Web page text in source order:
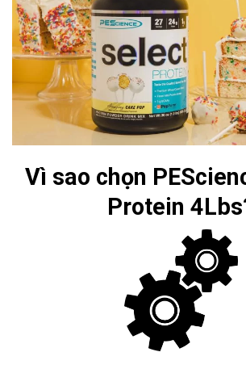
Vì sao chọn
Protein